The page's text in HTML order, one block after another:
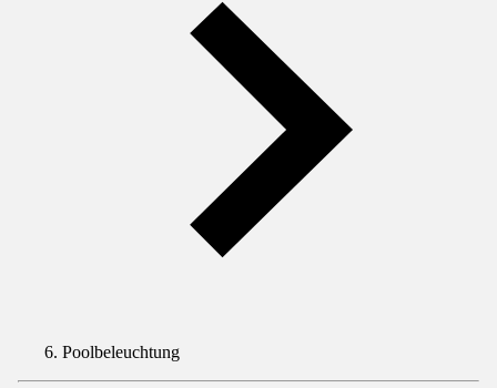
Poolbeleuchtung